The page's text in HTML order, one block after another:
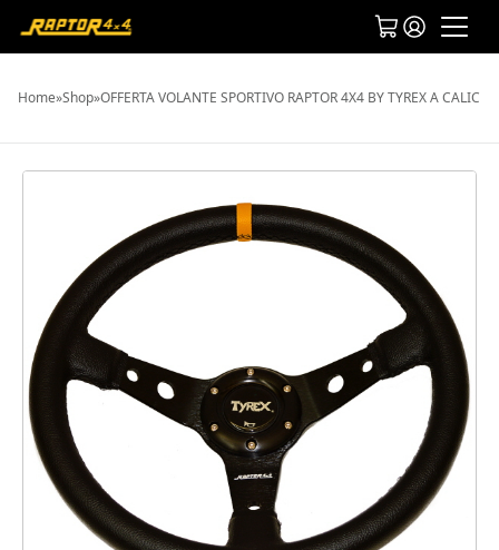
Home»Shop»OFFERTA VOLANTE SPORTIVO RAPTOR 4X4 BY TYREX A CALICE